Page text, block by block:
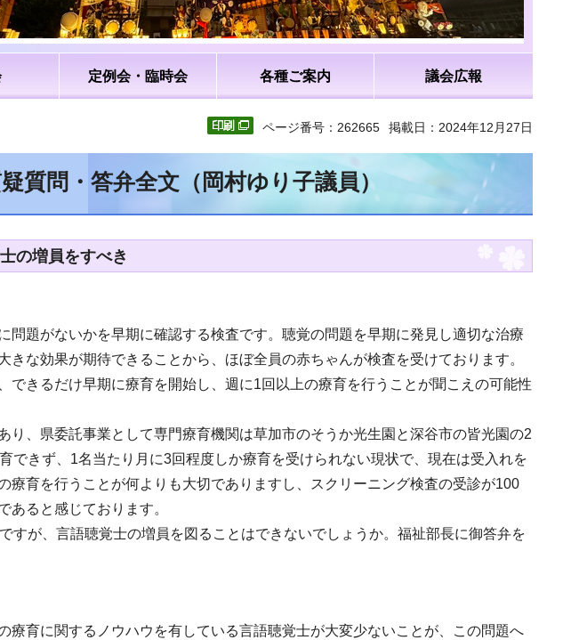
定例会・臨時会 各種ご案内 議会広報
ページ番号：262665 掲載日：2024年12月27日
質問・答弁全文（岡村ゆり子議員）
の増員をすべき
問題がないかを早期に確認する検査です。聴覚の問題を早期に発見し適切な治療
な効果が期待できることから、ほぼ全員の赤ちゃんが検査を受けております。
できるだけ早期に療育を開始し、週に1回以上の療育を行うことが聞こえの可能性
り、県委託事業として専門療育機関は草加市のそうか光生園と深谷市の皆光園の2
できず、1名当たり月に3回程度しか療育を受けられない現状で、現在は受入れを
療育を行うことが何よりも大切でありますし、スクリーニング検査の受診が100
あると感じております。
すが、言語聴覚士の増員を図ることはできないでしょうか。福祉部長に御答弁を
療育に関するノウハウを有している言語聴覚士が大変少ないことが、この問題へ